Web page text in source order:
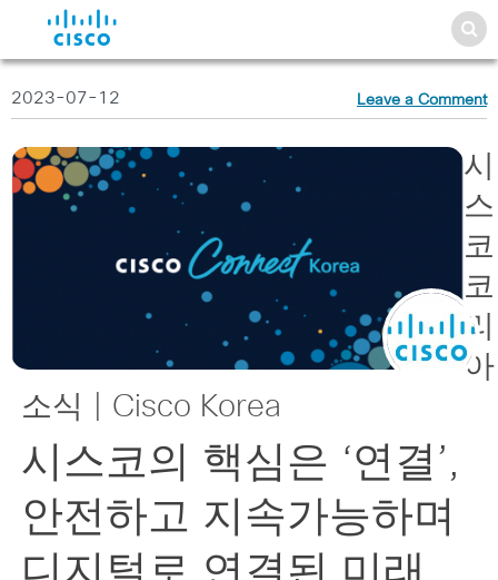
2023-07-12 Leave a Comment
시
스
코
코
리
아
소식 | Cisco Korea
시스코의 핵심은 ‘연결’,
안전하고 지속가능하며